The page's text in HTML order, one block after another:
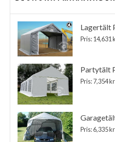
Lagertält
Pris: 14,631
Partytält
Pris: 7,354 kr
Pris: 6,335 kr